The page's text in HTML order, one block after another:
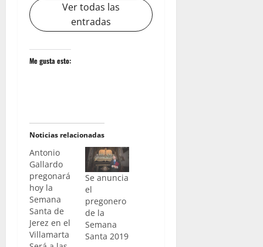
Ver todas las
entradas
Me gusta esto:
Noticias relacionadas
Antonio
Gallardo
pregonará
hoy la
Semana
Santa de
Jerez en el
Villamarta
Se anuncia
el
pregonero
de la
Semana
Santa 2019